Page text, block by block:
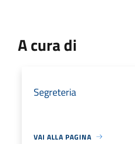
A cura di
Segreteria
VAI ALLA PAGINA